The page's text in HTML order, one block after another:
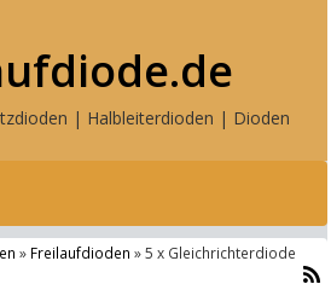
| Halbleiterdioden | Dioden
» Freilaufdioden » 5 x Gleichrichterdiode